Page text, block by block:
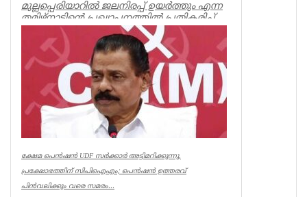
മുല്ലപ്പെരിയാറിൽ ജലനിരപ്പ് ഉയർത്തും എന്ന
തമിഴ്നാടിന്റെ പ്രഖ്യാപനത്തിൽ പ്രതികരിച്ച്
മുൻമന്ത്രി എം എം...
Kerala
ക്ഷേമ പെൻഷൻ UDF സർക്കാർ അട്ടിമറിക്കുന്നു,
പ്രക്ഷോഭത്തിന് സിപിഐഎം; പെൻഷൻ ഉത്തരവ്
പിൻവലിക്കും വരെ സമരം...